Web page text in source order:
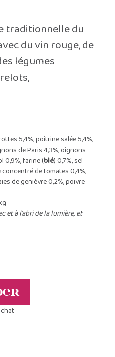
traditionnelle du
du vin rouge, de
légumes
5,4%, poitrine salée 5,4%,
de Paris 4,3%, oignons
0,9%, farine (blé) 0,7%, sel
concentré de tomates 0,4%,
de genièvre 0,2%, poivre
et à l’abri de la lumière, et